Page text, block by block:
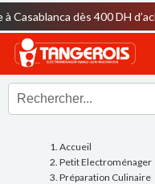
dès 400 DH d’achat !
Accueil
Petit Electroménager
Préparation Culinaire